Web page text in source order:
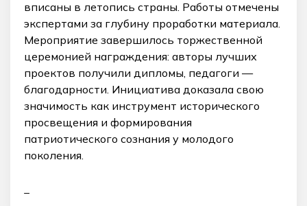
вписаны в летопись страны. Работы отмечены
экспертами за глубину проработки материала.
Мероприятие завершилось торжественной
церемонией награждения: авторы лучших
проектов получили дипломы, педагоги —
благодарности. Инициатива доказала свою
значимость как инструмент исторического
просвещения и формирования
патриотического сознания у молодого
поколения.